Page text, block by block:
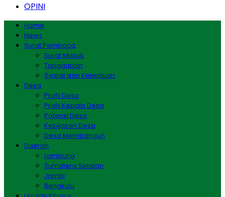
OPINI
Home
News
Surat Pembaca
Surat Masuk
Tanggapan
Syarat dan Ketentuan
Desa
Profil Desa
Profil Kepala Desa
Potensi Desa
Kebijakan Desa
Desa Membangun
Daerah
Lampung
Sumatera Selatan
Jambi
Bengkulu